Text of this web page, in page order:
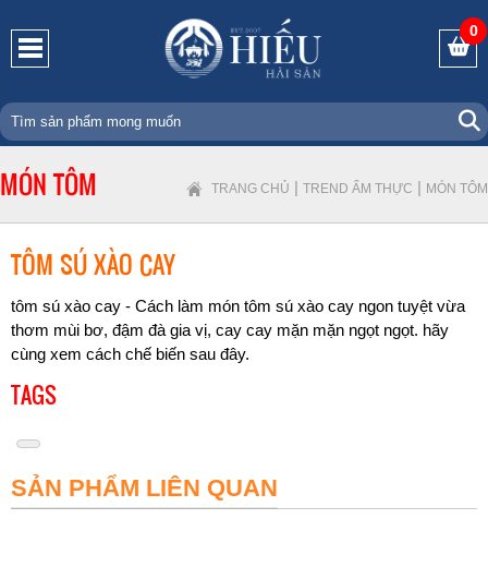
0
MÓN TÔM TRANG CHỦ | TREND ẨM THỰC | MÓN TÔM
TÔM SÚ XÀO CAY
tôm sú xào cay - Cách làm món tôm sú xào cay ngon tuyệt vừa
thơm mùi bơ, đậm đà gia vị, cay cay mặn mặn ngọt ngọt. hãy
cùng xem cách chế biến sau đây.
TAGS
SẢN PHẨM LIÊN QUAN